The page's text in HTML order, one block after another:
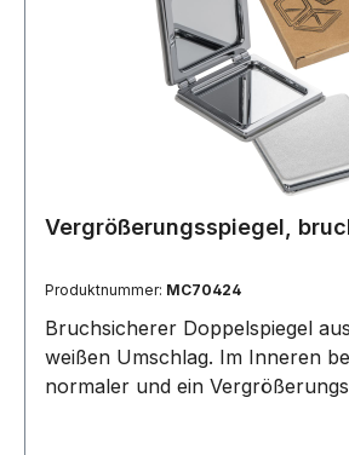
Vergrößerungsspiegel,
Produktnummer: MC70424
Bruchsicherer Doppelspiegel
weißen Umschlag. Im Inneren
normaler und ein
Werbung wird per Lasergravur